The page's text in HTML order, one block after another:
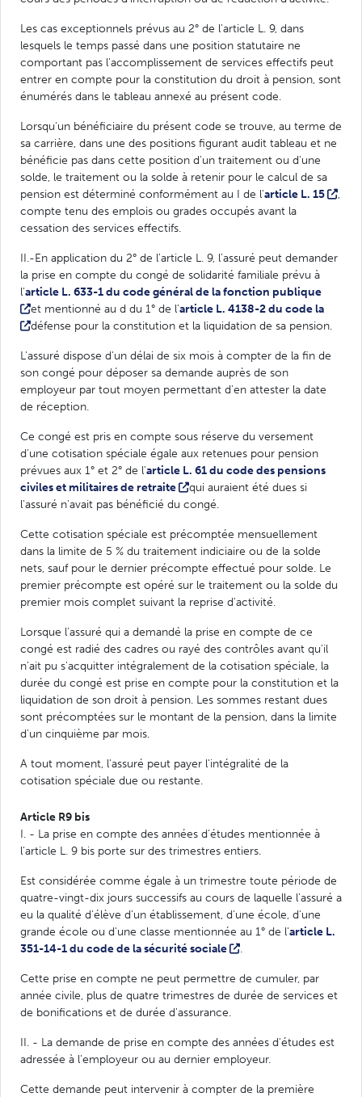
Les cas exceptionnels prévus au 2° de l'article L. 9, dans
lesquels le temps passé dans une position statutaire ne
comportant pas l'accomplissement de services effectifs peut
entrer en compte pour la constitution du droit à pension, sont
énumérés dans le tableau annexé au présent code.
Lorsqu'un bénéficiaire du présent code se trouve, au terme de
sa carrière, dans une des positions figurant audit tableau et ne
bénéficie pas dans cette position d'un traitement ou d'une
solde, le traitement ou la solde à retenir pour le calcul de sa
pension est déterminé conformément au I de l'article L. 15
compte tenu des emplois ou grades occupés avant la
cessation des services effectifs.
II.-En application du 2° de l'article L. 9, l'assuré peut demander
la prise en compte du congé de solidarité familiale prévu à
l'article L. 633-1 du code général de la fonction publique
et mentionné au d du 1° de l'article L. 4138-2 du code la
défense pour la constitution et la liquidation de sa pension.
L'assuré dispose d'un délai de six mois à compter de la fin de
son congé pour déposer sa demande auprès de son
employeur par tout moyen permettant d'en attester la date
de réception.
Ce congé est pris en compte sous réserve du versement
d'une cotisation spéciale égale aux retenues pour pension
prévues aux 1° et 2° de l'article L. 61 du code des pensions
civiles et militaires de retraite
qui auraient été dues si
l'assuré n'avait pas bénéficié du congé.
Cette cotisation spéciale est précomptée mensuellement
dans la limite de 5 % du traitement indiciaire ou de la solde
nets, sauf pour le dernier précompte effectué pour solde. Le
premier précompte est opéré sur le traitement ou la solde du
premier mois complet suivant la reprise d'activité.
Lorsque l'assuré qui a demandé la prise en compte de ce
congé est radié des cadres ou rayé des contrôles avant qu'il
n'ait pu s'acquitter intégralement de la cotisation spéciale, la
durée du congé est prise en compte pour la constitution et la
liquidation de son droit à pension. Les sommes restant dues
sont précomptées sur le montant de la pension, dans la limite
d'un cinquième par mois.
A tout moment, l'assuré peut payer l'intégralité de la
cotisation spéciale due ou restante.
Article R9 bis
I. - La prise en compte des années d'études mentionnée à
l'article L. 9 bis porte sur des trimestres entiers.
Est considérée comme égale à un trimestre toute période de
quatre-vingt-dix jours successifs au cours de laquelle l'assuré a
eu la qualité d'élève d'un établissement, d'une école, d'une
grande école ou d'une classe mentionnée au 1° de l'article L.
351-14-1 du code de la sécurité sociale
Cette prise en compte ne peut permettre de cumuler, par
année civile, plus de quatre trimestres de durée de services et
de bonifications et de durée d'assurance.
II. - La demande de prise en compte des années d'études est
adressée à l'employeur ou au dernier employeur.
Cette demande peut intervenir à compter de la première